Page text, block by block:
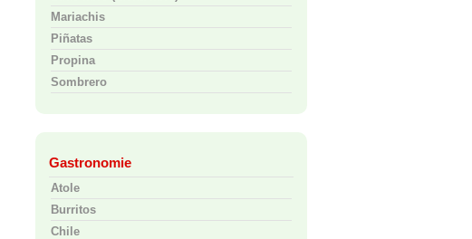
Mariachis
Piñatas
Propina
Sombrero
Gastronomie
Atole
Burritos
Chile